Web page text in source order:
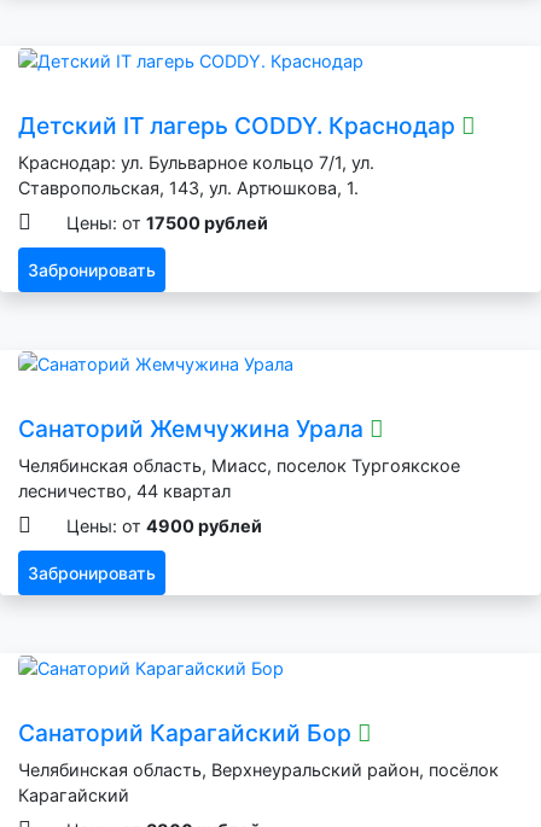
Детский IT лагерь CODDY. Краснодар
Краснодар: ул. Бульварное кольцо 7/1, ул.
Ставропольская, 143, ул. Артюшкова, 1.
Цены: от 17500 рублей
Забронировать
Санаторий Жемчужина Урала
Челябинская область, Миасс, поселок Тургоякское
лесничество, 44 квартал
Цены: от 4900 рублей
Забронировать
Санаторий Карагайский Бор
Челябинская область, Верхнеуральский район, посёлок
Карагайский